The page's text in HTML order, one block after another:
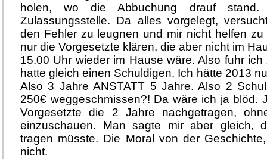
holen, wo die Abbuchung drauf
Zulassungsstelle. Da alles vorgelegt,
den Fehler zu leugnen und mir nicht helfen
nur die Vorgesetzte klären, die aber nicht im
15.00 Uhr wieder im Hause wäre. Also fuhr
hatte gleich einen Schuldigen. Ich hätte 2013
Also 3 Jahre ANSTATT 5 Jahre. Also 2
250€ weggeschmissen?! Da wäre ich ja blöd.
Vorgesetzte die 2 Jahre nachgetragen,
einzuschauen. Man sagte mir aber gleich,
tragen müsste. Die Moral von der
nicht.